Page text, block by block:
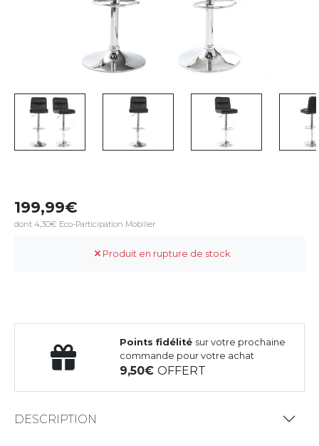
199,99
dont 4,30€ Eco-Participation Mobilier
Produit en rupture de stock
Points fidélité sur votre prochaine
commande pour votre achat
9,50OFFERT
DESCRIPTION